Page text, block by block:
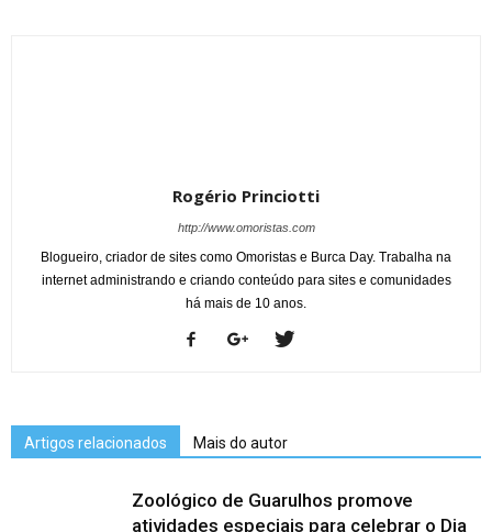
Rogério Princiotti
http://www.omoristas.com
Blogueiro, criador de sites como Omoristas e Burca Day. Trabalha na
internet administrando e criando conteúdo para sites e comunidades
há mais de 10 anos.
Artigos relacionados Mais do autor
Zoológico de Guarulhos promove
atividades especiais para celebrar o Dia